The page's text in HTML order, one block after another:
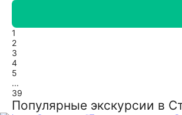
1
2
3
4
5
...
39
Популярные экскурсии в